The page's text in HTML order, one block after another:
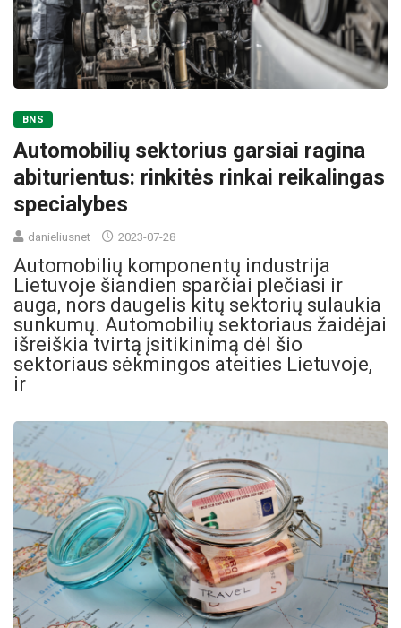
BNS
Automobilių sektorius garsiai ragina
abiturientus: rinkitės rinkai reikalingas
specialybes
danieliusnet 2023-07-28
Automobilių komponentų industrija
Lietuvoje šiandien sparčiai plečiasi ir
auga, nors daugelis kitų sektorių sulaukia
sunkumų. Automobilių sektoriaus žaidėjai
išreiškia tvirtą įsitikinimą dėl šio
sektoriaus sėkmingos ateities Lietuvoje,
ir